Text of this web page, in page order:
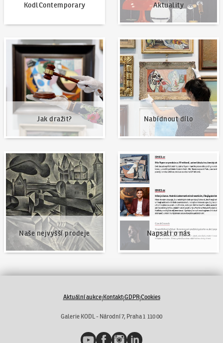
KodlContemporary Aktuality
Jak dražit?
Jak dražit?
Nabídnout dílo
Nabídnout dílo
Naše nejvyšší prodeje
Naše nejvyšší prodeje
Napsali o nás
Napsali o nás
Aktuální aukce|Kontakt|GDPR|Cookies
Galerie KODL - Národní 7, Praha 1 110 00
YouTubeFacebookInstagramLinkedIn